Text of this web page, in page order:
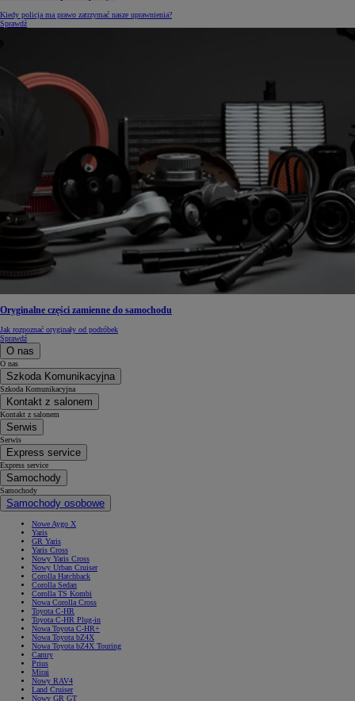
Kiedy policja ma prawo zatrzymać nasze uprawnienia?
Sprawdź
Oryginalne części zamienne do samochodu
Jak rozpoznać oryginały od podróbek
Sprawdź
O nas
O nas
Szkoda Komunikacyjna
Szkoda Komunikacyjna
Kontakt z salonem
Kontakt z salonem
Serwis
Serwis
Express service
Express service
Samochody
Samochody
Samochody osobowe
Nowe Aygo X
Yaris
GR Yaris
Yaris Cross
Nowy Yaris Cross
Nowy Urban Cruiser
Corolla Hatchback
Corolla Sedan
Corolla TS Kombi
Nowa Corolla Cross
Toyota C-HR
Toyota C-HR Plug-in
Nowa Toyota C-HR+
Nowa Toyota bZ4X
Nowa Toyota bZ4X Touring
Camry
Prius
Mirai
Nowy RAV4
Land Cruiser
Nowy GR GT